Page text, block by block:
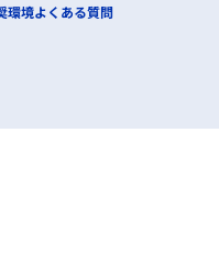
環境よくある質問